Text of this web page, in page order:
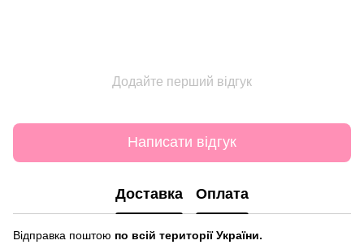
Додайте перший відгук
Написати відгук
Доставка Оплата
Відправка поштою по всій території України.